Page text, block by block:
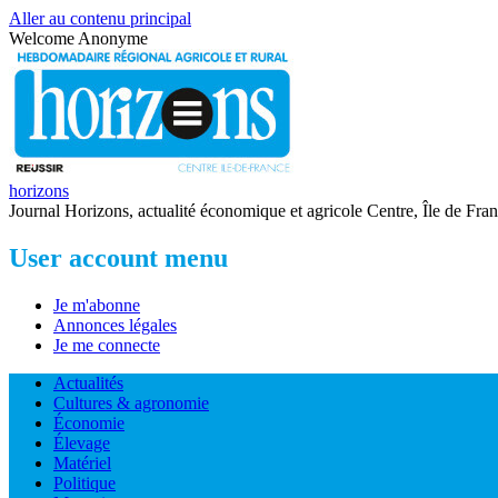
Aller au contenu principal
Welcome Anonyme
horizons
Journal Horizons, actualité économique et agricole Centre, Île de
User account menu
Je m'abonne
Annonces légales
Je me connecte
Actualités
Cultures & agronomie
Économie
Élevage
Matériel
Politique